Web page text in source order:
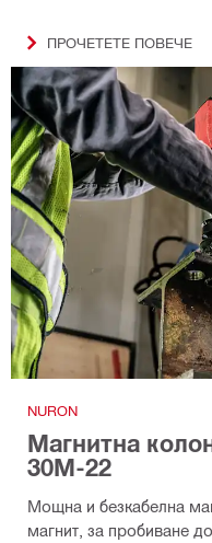
ПРОЧЕТЕТЕ ПОВЕЧЕ
NURON
Mагнитна
30M-22
Мощна и безкабелна
магнит, за пробиване